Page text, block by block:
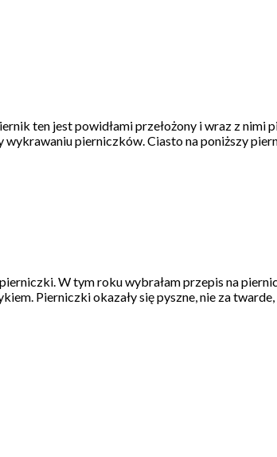
ten jest powidłami przełożony i wraz z nimi
pierniczków. Ciasto na poniższy
W tym roku wybrałam przepis na
Pierniczki okazały się pyszne, nie za